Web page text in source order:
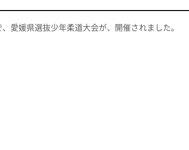
道館で、愛媛県選抜少年柔道大会が